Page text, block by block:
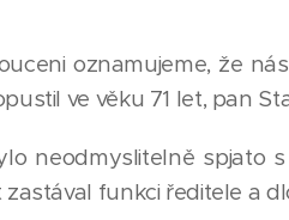
oznamujeme, že
ve věku 71 let, pan
neodmyslitelně spjato
zastával funkci ředitele a